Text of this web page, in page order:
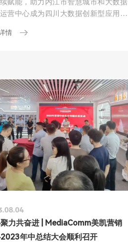
赋能，助力内江市智慧城市和大数据
营中心成为四川大数据创新型应用典
情
力共奋进 | MediaComm美凯营销
年中总结大会顺利召开